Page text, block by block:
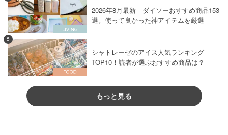
2026年8月最新｜ダイソーおすすめ商品153
選。使って良かった神アイテムを厳選
5
シャトレーゼのアイス人気ランキング
TOP10！読者が選ぶおすすめ商品は？
もっと見る